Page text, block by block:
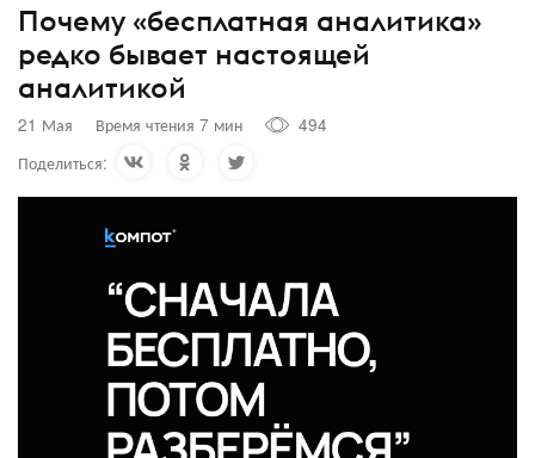
Почему «бесплатная аналитика»
редко бывает настоящей
аналитикой
21 Мая Время чтения 7 мин
494
Поделиться: